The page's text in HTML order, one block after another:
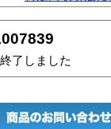
了しました